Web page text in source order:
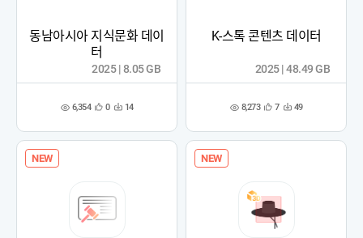
동남아시아 지식문화 데이
터
조 6,354 관
록
0 다 14
2025 | 8.05 GB
K-스톡 콘텐츠 데이터
조 8,273 관
록
7 다 49
2025 | 48.49 GB
NEW NEW